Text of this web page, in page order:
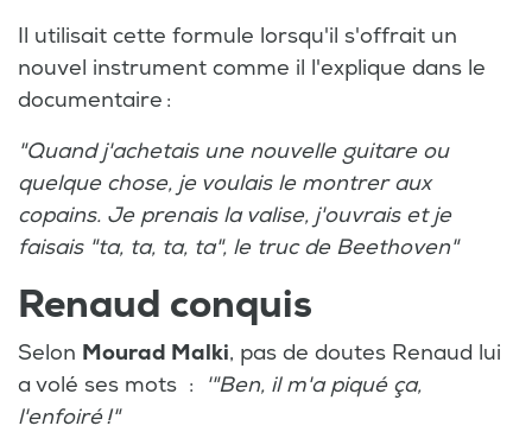
Il utilisait cette formule lorsqu'il s'offrait un
nouvel instrument comme il l'explique dans le
documentaire :
"Quand j'achetais une nouvelle guitare ou
quelque chose, je voulais le montrer aux
copains. Je prenais la valise, j'ouvrais et je
faisais "ta, ta, ta, ta", le truc de Beethoven"
Renaud conquis
Selon Mourad Malki, pas de doutes Renaud lui
a volé ses mots :
'"Ben, il m'a piqué ça,
l'enfoiré !"